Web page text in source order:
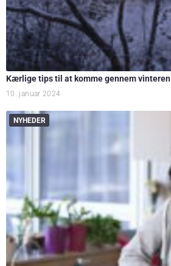
Kærlige tips til at komme gennem vinteren
10. januar 2024
NYHEDER